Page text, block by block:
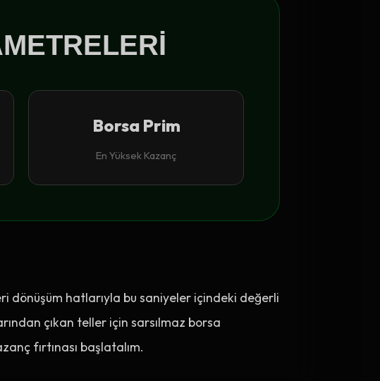
Borsa Prim
En Yüksek Kazanç
dönüşüm hatlarıyla bu saniyeler içindeki değerli
çıkan teller için sarsılmaz borsa
fırtınası başlatalım.